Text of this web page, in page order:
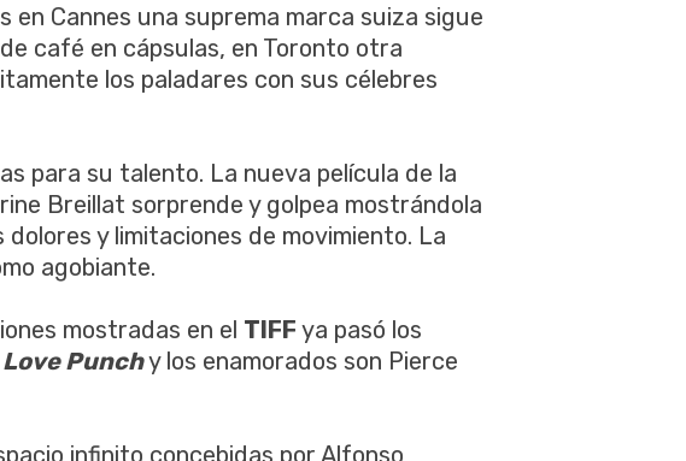
en Cannes una suprema marca suiza sigue
café en cápsulas, en Toronto otra
los paladares con sus célebres
para su talento. La nueva película de la
Breillat sorprende y golpea mostrándola
y limitaciones de movimiento. La
agobiante.
mostradas en el TIFF ya pasó los
Punchy los enamorados son Pierce
infinito concebidas por Alfonso